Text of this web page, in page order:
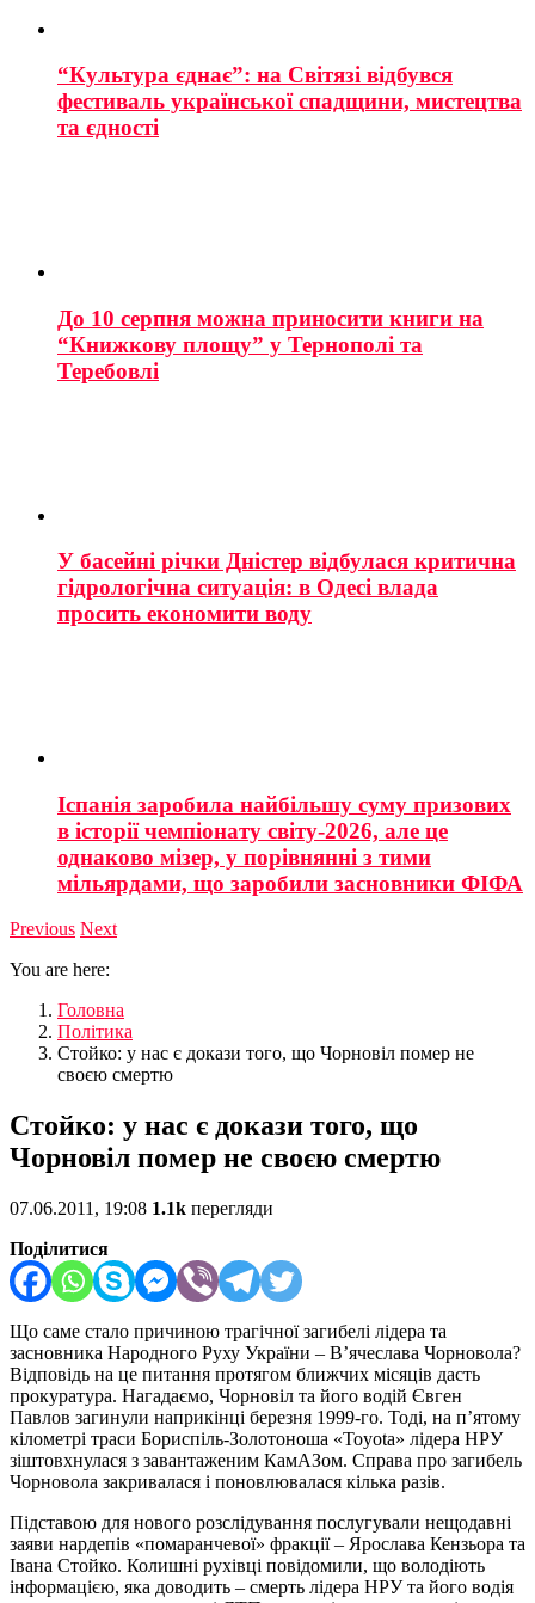
“Культура єднає”: на Світязі відбувся
фестиваль української спадщини, мистецтва
та єдності
До 10 серпня можна приносити книги на
“Книжкову площу” у Тернополі та
Теребовлі
У басейні річки Дністер відбулася критична
гідрологічна ситуація: в Одесі влада
просить економити воду
Іспанія заробила найбільшу суму призових
в історії чемпіонату світу-2026, але це
однаково мізер, у порівнянні з тими
мільярдами, що заробили засновники ФІФА
Previous Next
You are here:
Головна
Політика
Стойко: у нас є докази того, що Чорновіл помер не
своєю смертю
Стойко: у нас є докази того, що
Чорновіл помер не своєю смертю
07.06.2011, 19:08 1.1k перегляди
Поділитися
Що саме стало причиною трагічної загибелі лідера та
засновника Народного Руху України – В’ячеслава Чорновола?
Відповідь на це питання протягом ближчих місяців дасть
прокуратура. Нагадаємо, Чорновіл та його водій Євген
Павлов загинули наприкінці березня 1999-го. Тоді, на п’ятому
кілометрі траси Бориспіль-Золотоноша «Toyota» лідера НРУ
зіштовхнулася з завантаженим КамАЗом. Справа про загибель
Чорновола закривалася і поновлювалася кілька разів.
Підставою для нового розслідування послугували нещодавні
заяви нардепів «помаранчевої» фракції – Ярослава Кензьора та
Івана Стойко. Колишні рухівці повідомили, що володіють
інформацією, яка доводить – смерть лідера НРУ та його водія